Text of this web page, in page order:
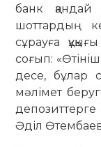
банк
шоттардың
сұрауға
соғып:
десе, бұлар
мәлімет
Әділ